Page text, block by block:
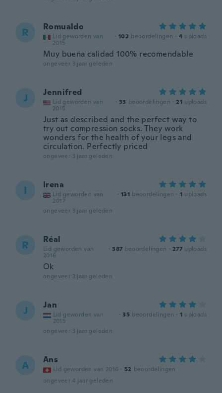
R Romualdo
Lid geworden van
2015
· 102 beoordelingen · 4 uploads
Muy buena calidad 100% recomendable
ongeveer 3 jaar geleden
J Jennifred
Lid geworden van
2015
· 33 beoordelingen · 21 uploads
Just as described and the perfect way to
try out compression socks. They work
wonders for the health of your legs and
circulation. Perfectly priced
ongeveer 3 jaar geleden
I Irena
Lid geworden van
2017
· 131 beoordelingen · 1 uploads
ongeveer 3 jaar geleden
R Réal
Lid geworden van
2016
· 387 beoordelingen · 277 uploads
Ok
ongeveer 3 jaar geleden
J Jan
Lid geworden van
2015
· 35 beoordelingen · 1 uploads
ongeveer 3 jaar geleden
A Ans
Lid geworden van 2016 · 52 beoordelingen
ongeveer 4 jaar geleden